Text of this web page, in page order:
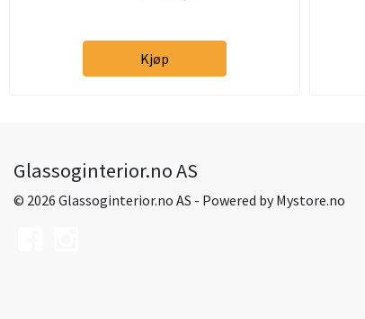
Kjøp
Glassoginterior.no AS
© 2026 Glassoginterior.no AS - Powered byMystore.no